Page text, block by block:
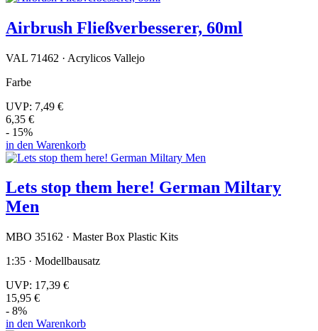
Airbrush Fließverbesserer, 60ml
VAL 71462 · Acrylicos Vallejo
Farbe
UVP: 7,49 €
6,35 €
- 15%
in den Warenkorb
Lets stop them here! German Miltary
Men
MBO 35162 · Master Box Plastic Kits
1:35 · Modellbausatz
UVP: 17,39 €
15,95 €
- 8%
in den Warenkorb